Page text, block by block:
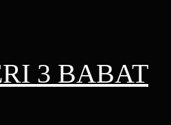
3 BABAT